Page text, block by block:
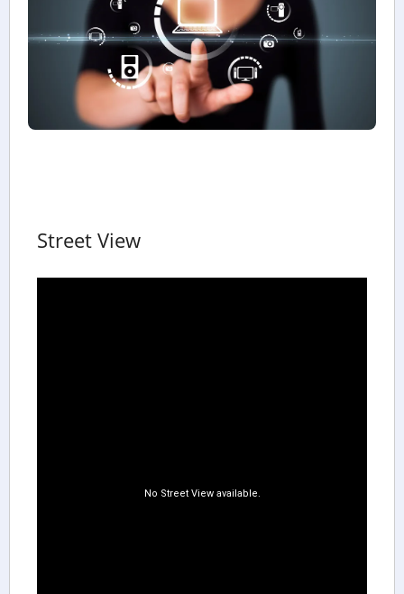
Street View